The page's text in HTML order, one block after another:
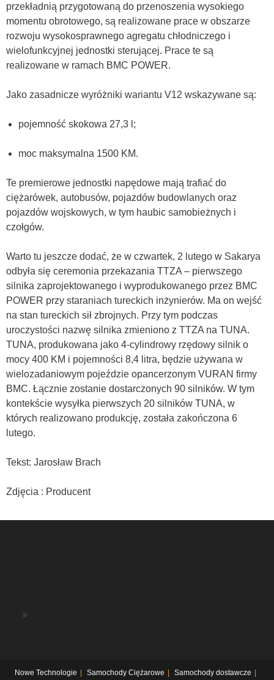
przekładnią przygotowaną do przenoszenia wysokiego
momentu obrotowego, są realizowane prace w obszarze
rozwoju wysokosprawnego agregatu chłodniczego i
wielofunkcyjnej jednostki sterującej. Prace te są
realizowane w ramach BMC POWER.
Jako zasadnicze wyróżniki wariantu V12 wskazywane są:
pojemność skokowa 27,3 l;
moc maksymalna 1500 KM.
Te premierowe jednostki napędowe mają trafiać do
ciężarówek, autobusów, pojazdów budowlanych oraz
pojazdów wojskowych, w tym haubic samobieżnych i
czołgów.
Warto tu jeszcze dodać, że w czwartek, 2 lutego w Sakarya
odbyła się ceremonia przekazania TTZA – pierwszego
silnika zaprojektowanego i wyprodukowanego przez BMC
POWER przy staraniach tureckich inżynierów. Ma on wejść
na stan tureckich sił zbrojnych. Przy tym podczas
uroczystości nazwę silnika zmieniono z TTZA na TUNA.
TUNA, produkowana jako 4-cylindrowy rzędowy silnik o
mocy 400 KM i pojemności 8,4 litra, będzie używana w
wielozadaniowym pojeździe opancerzonym VURAN firmy
BMC. Łącznie zostanie dostarczonych 90 silników. W tym
kontekście wysyłka pierwszych 20 silników TUNA, w
których realizowano produkcję, została zakończona 6
lutego.
Tekst: Jarosław Brach
Zdjęcia : Producent
Nowe Technologie Samochody Ciężarowe Samochody dostawcze